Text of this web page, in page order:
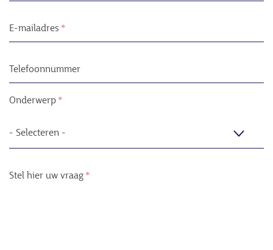
E-mailadres
Telefoonnummer
Onderwerp
Stel hier uw vraag